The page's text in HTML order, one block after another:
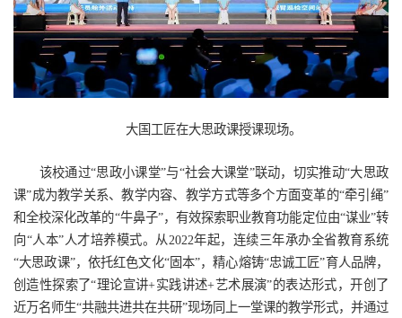
大国工匠在大思政课授课现场。
该校通过“思政小课堂”与“社会大课堂”联动，切实推动“大思政
课”成为教学关系、教学内容、教学方式等多个方面变革的“牵引绳”
和全校深化改革的“牛鼻子”，有效探索职业教育功能定位由“谋业”转
向“人本”人才培养模式。从2022年起，连续三年承办全省教育系统
“大思政课”，依托红色文化“固本”，精心熔铸“忠诚工匠”育人品牌，
创造性探索了“理论宣讲+实践讲述+艺术展演”的表达形式，开创了
近万名师生“共融共进共在共研”现场同上一堂课的教学形式，并通过